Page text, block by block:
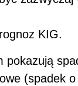
KIG.
pokazują
(spadek